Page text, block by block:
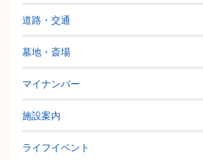
道路・交通
墓地・斎場
マイナンバー
施設案内
ライフイベント